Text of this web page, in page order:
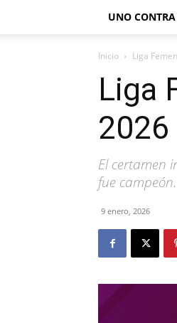
UNO
Inicio Liga
Liga
2026
El certamen
fue campeón.
9 enero, 2026